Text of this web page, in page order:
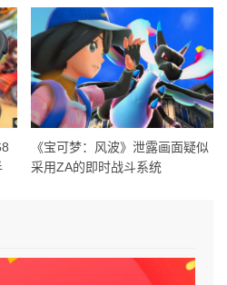
《宝可梦：风波》泄露画面疑似
采用ZA的即时战斗系统